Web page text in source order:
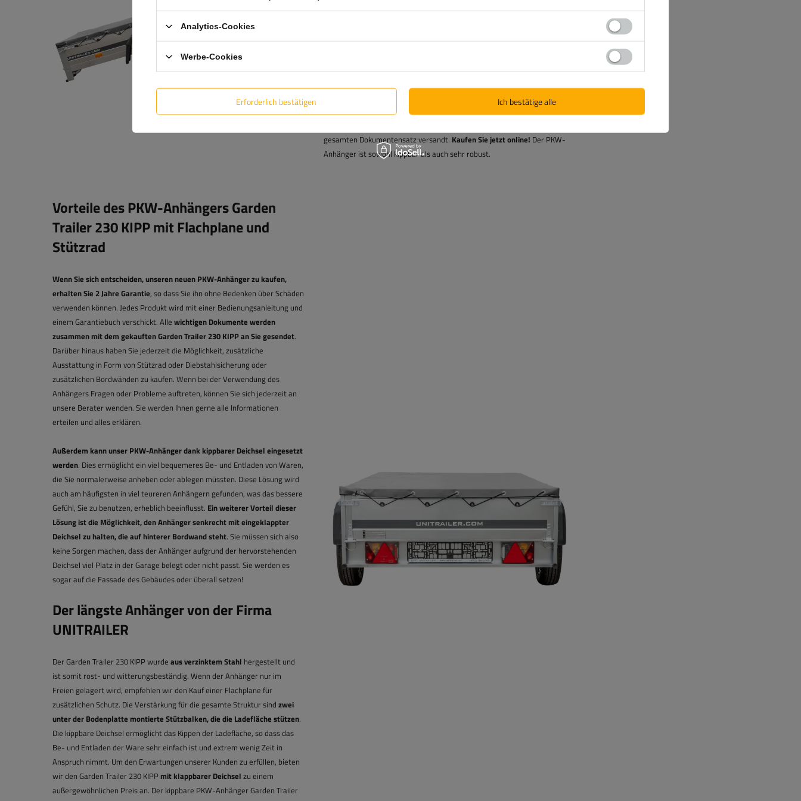
gesamten Dokumentensatz versandt. Kaufen Sie jetzt online! Der PKW-
Anhänger ist sowohl kippbar als auch sehr robust.
Vorteile des PKW-Anhängers Garden
Trailer 230 KIPP mit Flachplane und
Stützrad
Wenn Sie sich entscheiden, unseren neuen PKW-Anhänger zu kaufen,
erhalten Sie 2 Jahre Garantie, so dass Sie ihn ohne Bedenken über Schäden
verwenden können. Jedes Produkt wird mit einer Bedienungsanleitung und
einem Garantiebuch verschickt. Alle wichtigen Dokumente werden
zusammen mit dem gekauften Garden Trailer 230 KIPP an Sie gesendet.
Darüber hinaus haben Sie jederzeit die Möglichkeit, zusätzliche
Ausstattung in Form von Stützrad oder Diebstahlsicherung oder
zusätzlichen Bordwänden zu kaufen. Wenn bei der Verwendung des
Anhängers Fragen oder Probleme auftreten, können Sie sich jederzeit an
unsere Berater wenden. Sie werden Ihnen gerne alle Informationen
erteilen und alles erklären.
Außerdem kann unser PKW-Anhänger dank kippbarer Deichsel eingesetzt
werden. Dies ermöglicht ein viel bequemeres Be- und Entladen von Waren,
die Sie normalerweise anheben oder ablegen müssten. Diese Lösung wird
auch am häufigsten in viel teureren Anhängern gefunden, was das bessere
Gefühl, Sie zu benutzen, erheblich beeinflusst. Ein weiterer Vorteil dieser
Lösung ist die Möglichkeit, den Anhänger senkrecht mit eingeklappter
Deichsel zu halten, die auf hinterer Bordwand steht. Sie müssen sich also
keine Sorgen machen, dass der Anhänger aufgrund der hervorstehenden
Deichsel viel Platz in der Garage belegt oder nicht passt. Sie werden es
sogar auf die Fassade des Gebäudes oder überall setzen!
Der längste Anhänger von der Firma
UNITRAILER
Der Garden Trailer 230 KIPP wurde aus verzinktem Stahl hergestellt und
ist somit rost- und witterungsbeständig. Wenn der Anhänger nur im
Freien gelagert wird, empfehlen wir den Kauf einer Flachplane für
zusätzlichen Schutz. Die Verstärkung für die gesamte Struktur sind zwei
unter der Bodenplatte montierte Stützbalken, die die Ladefläche stützen.
Die kippbare Deichsel ermöglicht das Kippen der Ladefläche, so dass das
Be- und Entladen der Ware sehr einfach ist und extrem wenig Zeit in
Anspruch nimmt. Um den Erwartungen unserer Kunden zu erfüllen, bieten
wir den Garden Trailer 230 KIPP mit klappbarer Deichsel zu einem
außergewöhnlichen Preis an. Der kippbare PKW-Anhänger Garden Trailer
Analytics-Cookies
Werbe-Cookies
Erforderlich bestätigen Ich bestätige alle